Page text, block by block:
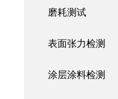
磨耗测试
表面张力检测
涂层涂料检测